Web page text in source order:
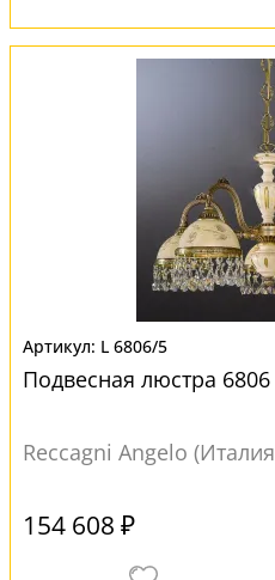
L 6806/5
Подвесная люстра
Reccagni Angelo
154 608 ₽